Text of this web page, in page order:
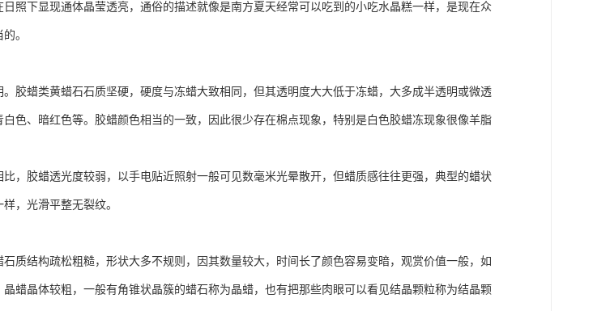
照下显现通体晶莹透亮，通俗的描述就像是南方夏天经常可以吃到的小吃水晶糕一样，是现在众
。
胶蜡类黄蜡石石质坚硬，硬度与冻蜡大致相同，但其透明度大大低于冻蜡，大多成半透明或微透
色、暗红色等。胶蜡颜色相当的一致，因此很少存在棉点现象，特别是白色胶蜡冻现象很像羊脂
，胶蜡透光度较弱，以手电贴近照射一般可见数毫米光晕散开，但蜡质感往往更强，典型的蜡状
，光滑平整无裂纹。
质结构疏松粗糙，形状大多不规则，因其数量较大，时间长了颜色容易变暗，观赏价值一般，如
蜡晶体较粗，一般有角锥状晶簇的蜡石称为晶蜡，也有把那些肉眼可以看见结晶颗粒称为结晶颗